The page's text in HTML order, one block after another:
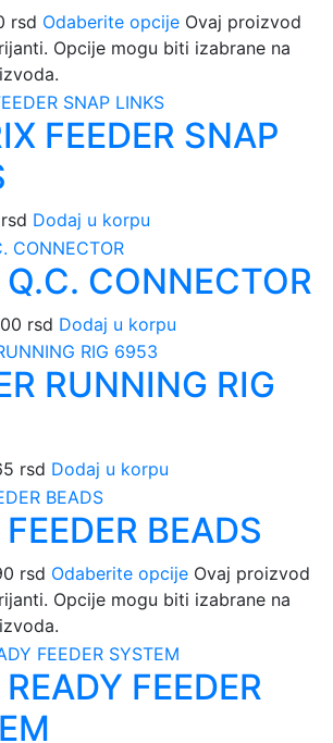
rsd Odaberite opcije Ovaj proizvod
Opcije mogu biti izabrane na
FEEDER SNAP
rsd Dodaj u korpu
Q.C. CONNECTOR
rsd Dodaj u korpu
RUNNING RIG
rsd Dodaj u korpu
BEADS
rsd Odaberite opcije Ovaj proizvod
Opcije mogu biti izabrane na
FEEDER